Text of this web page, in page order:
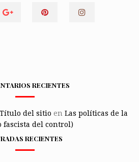
RECIENTES
del sitio en Las políticas de la
fascista del control)
RECIENTES